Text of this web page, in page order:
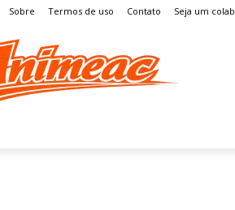
Sobre Termos de uso Contato Seja um